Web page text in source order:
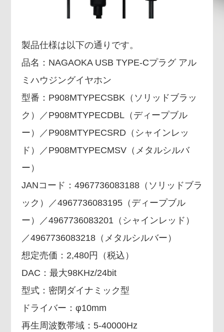
製品仕様は以下の通りです。
品名：NAGAOKA USB TYPE-Cプラグ アル
ミハウジングイヤホン
型番：P908MTYPECSBK（ソリッドブラッ
ク）／P908MTYPECDBL（ディープブル
ー）／P908MTYPECSRD（シャインレッ
ド）／P908MTYPECMSV（メタルシルバ
ー）
JANコード：4967736083188（ソリッドブラ
ック）／4967736083195（ディープブル
ー）／4967736083201（シャインレッド）
／4967736083218（メタルシルバー）
想定売価：2,480円（税込）
DAC：最大98KHz/24bit
型式：密閉ダイナミック型
ドライバー：φ10mm
再生周波数帯域：5-40000Hz